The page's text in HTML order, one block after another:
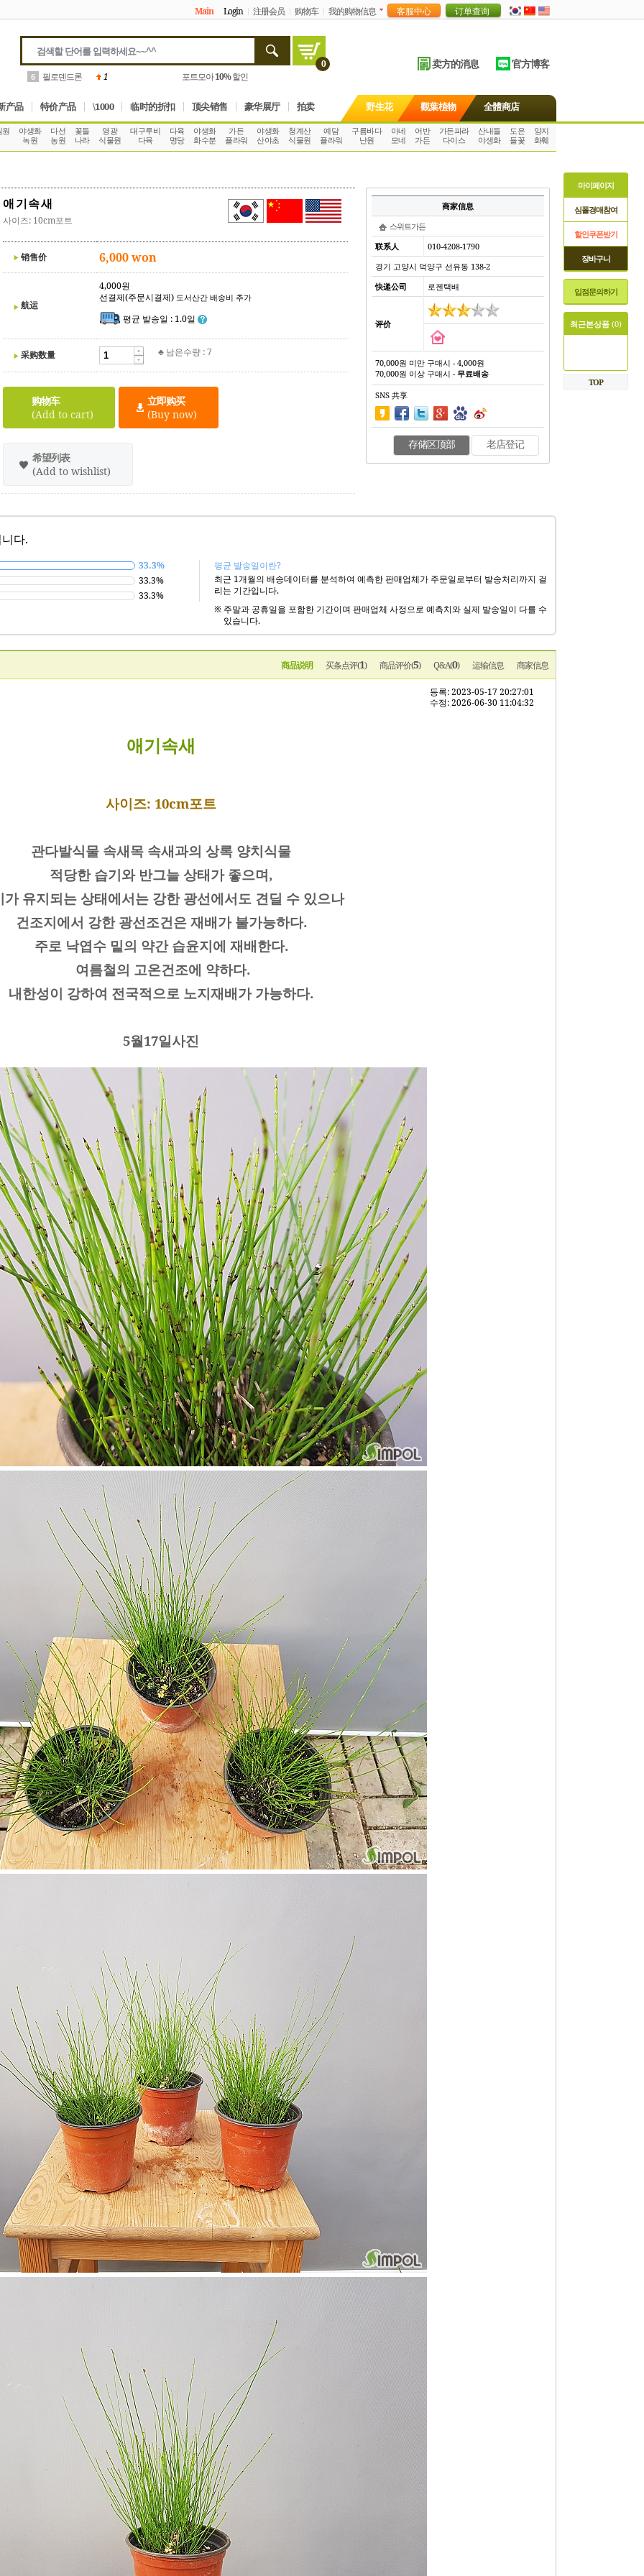
Main Login 注册会员 购物车 我的购物信息
0
7 몬스테라 4 거제 황금다육5%할인
卖方的消息 官方博客
产品 特价产品 \1000 临时的折扣 顶尖销售 豪华展厅 拍卖 野生花 觀葉植物 全體商店
원
야생화
녹원
다선
농원
꽃들
나라
영광
식물원
대구루비
다육
다육
명당
야생화
화수분
가든
플라워
야생화
산야초
청계산
식물원
예담
플라워
구름바다
난원
아네
모네
어반
가든
가든파라
다이스
산내들
야생화
도은
들꽃
양지
화훼
애기속새
사이즈: 10cm포트
销售价 6,000 won
航运
4,000원
선결제(주문시결제) 도서산간 배송비 추가
평균 발송일 : 1.0일
采购数量 ♣ 남은수량 : 7
购物车
(Add to cart)
立即购买
(Buy now)
希望列表
(Add to wishlist)
商家信息
스위트가든
联系人
010-4208-1790
경기 고양시 덕양구 선유동 138-2
快递公司
로젠택배
评价
70,000원 미만 구매시 - 4,000원
70,000원 이상 구매시 -무료배송
SNS 共享
存储区顶部 老店登记
다.
33.3%
33.3%
33.3%
평균 발송일이란?
최근 1개월의 배송데이터를 분석하여 예측한 판매업체가 주문일로부터 발송처리까지 걸
리는 기간입니다.
※ 주말과 공휴일을 포함한 기간이며 판매업체 사정으로 예측치와 실제 발송일이 다를 수
있습니다.
商品说明 买条点评(1) 商品评价(5) Q&A(0) 运输信息 商家信息
등록: 2023-05-17 20:27:01
수정: 2026-06-30 11:04:32
애기속새
사이즈: 10cm포트
관다발식물 속새목 속새과의 상록 양치식물
적당한 습기와 반그늘 상태가 좋으며,
가 유지되는 상태에서는 강한 광선에서도 견딜 수 있으나
건조지에서 강한 광선조건은 재배가 불가능하다.
주로 낙엽수 밑의 약간 습윤지에 재배한다.
여름철의 고온건조에 약하다.
내한성이 강하여 전국적으로 노지재배가 가능하다.
5월17일사진
마이페이지
심폴경매참여
할인쿠폰받기
장바구니
입점문의하기
최근본상품 (0)
TOP